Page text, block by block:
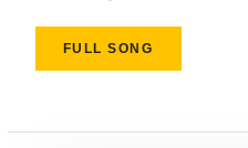
FULL SONG